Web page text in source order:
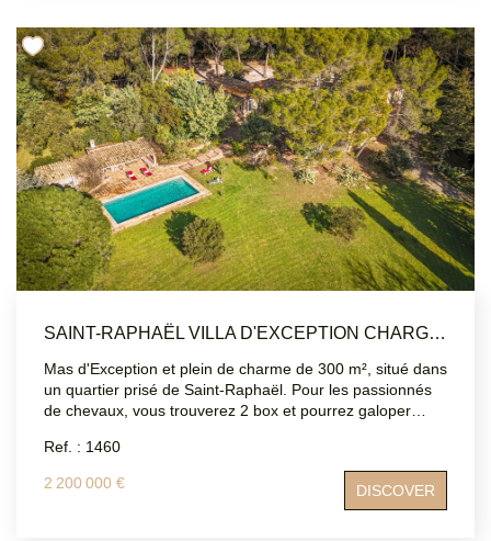
SAINT-RAPHAËL VILLA D'EXCEPTION CHARGÉE D'HISTOIRE 8 PIÈCES
Mas d'Exception et plein de charme de 300 m², situé dans
un quartier prisé de Saint-Raphaël. Pour les passionnés
de chevaux, vous trouverez 2 box et pourrez galoper
vous apporteront une réelle autonomie en eau Situation
des golfs. Un bien chargé d'histoire et d'élégance
Construit dans les années 1940 par l'aviateur Pierre
Ref. : 1460
2 200 000 € DISCOVER